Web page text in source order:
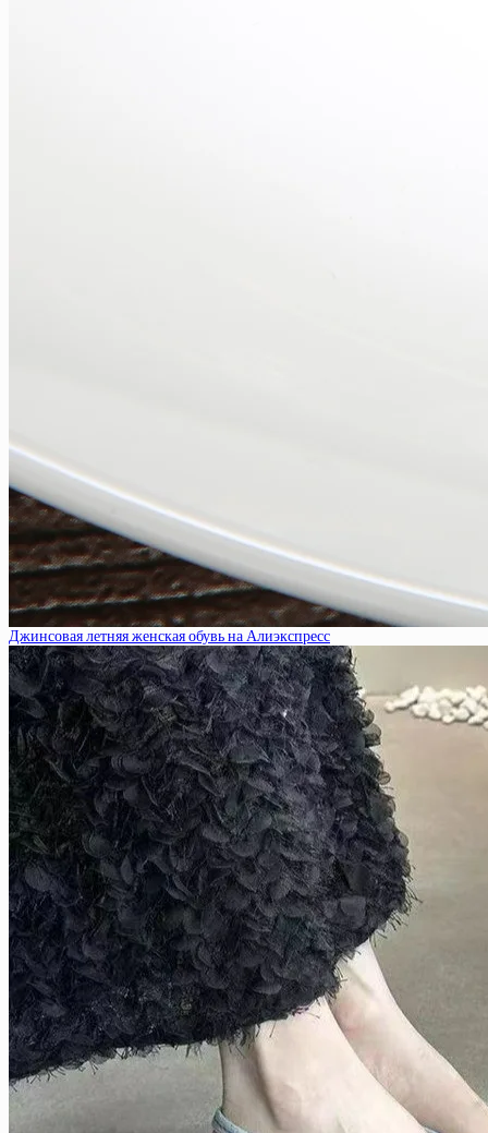
Джинсовая летняя женская обувь на Алиэкспресс